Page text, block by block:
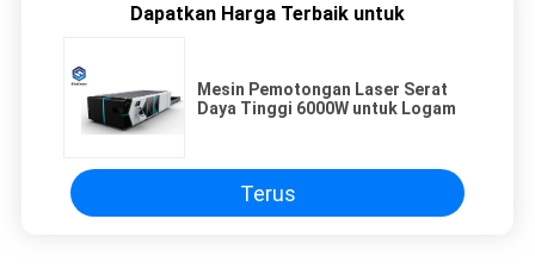
Dapatkan Harga Terbaik untuk
Mesin Pemotongan Laser Serat
Daya Tinggi 6000W untuk Logam
Terus